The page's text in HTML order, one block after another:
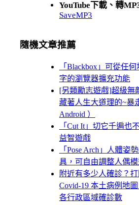
YouTube下載、轉
SaveMP3
隨機文章推薦
「Blackbox」可從任
字的瀏覽器擴充功能
[另類勵志遊戲]超級無
藏著人生大道理的~暴
Android ）
「Cut It」切它千遍也
益智遊戲
「Pose Arch」人體姿
具，可自由調整人偶模
附近有多少人確診？
Covid-19 本土病例地
各行政區域確診數